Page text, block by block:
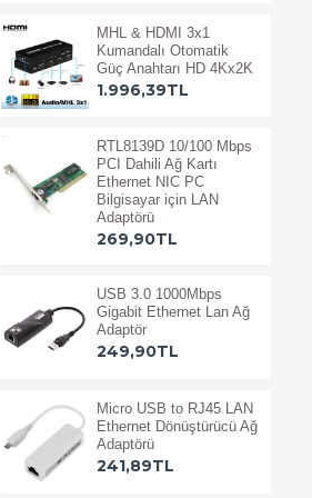
MHL & HDMI 3x1
Kumandalı Otomatik
Güç Anahtarı HD 4Kx2K
1.996,39TL
RTL8139D 10/100 Mbps
PCI Dahili Ağ Kartı
Ethernet NIC PC
Bilgisayar için LAN
Adaptörü
269,90TL
USB 3.0 1000Mbps
Gigabit Ethernet Lan Ağ
Adaptör
249,90TL
Micro USB to RJ45 LAN
Ethernet Dönüştürücü Ağ
Adaptörü
241,89TL